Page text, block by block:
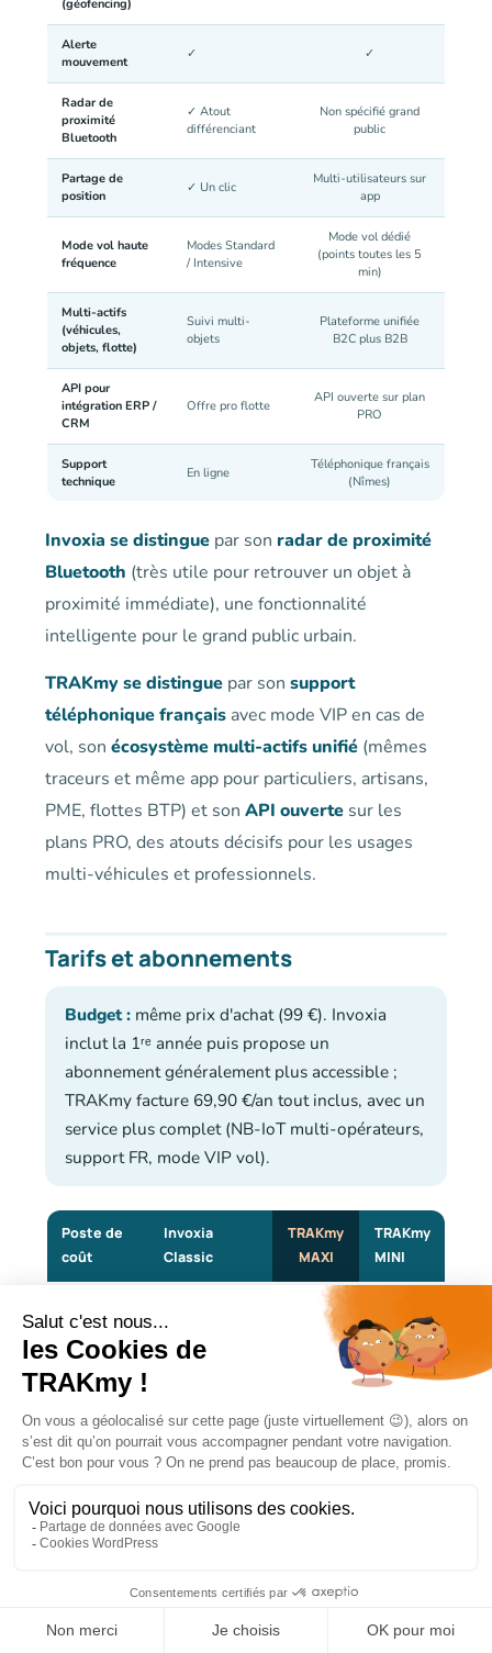
(géofencing)
Alerte
mouvement
✓ ✓
Radar de
proximité
Bluetooth
✓ Atout
différenciant
Non spécifié grand
public
Partage de
position
✓ Un clic
Multi-utilisateurs sur
app
Mode vol haute
fréquence
Modes Standard
/ Intensive
Mode vol dédié
(points toutes les 5
min)
Multi-actifs
(véhicules,
objets, flotte)
Suivi multi-
objets
Plateforme unifiée
B2C plus B2B
API pour
intégration ERP /
CRM
Offre pro flotte
API ouverte sur plan
PRO
Support
technique
En ligne
Téléphonique français
(Nîmes)
Invoxia se distingue par son radar de proximité
Bluetooth (très utile pour retrouver un objet à
proximité immédiate), une fonctionnalité
intelligente pour le grand public urbain.
TRAKmy se distingue par son support
téléphonique français avec mode VIP en cas de
vol, son écosystème multi-actifs unifié (mêmes
traceurs et même app pour particuliers, artisans,
PME, flottes BTP) et son API ouverte sur les
plans PRO, des atouts décisifs pour les usages
multi-véhicules et professionnels.
Tarifs et abonnements
Budget : même prix d'achat (99 €). Invoxia
inclut la 1ʳᵉ année puis propose un
abonnement généralement plus accessible ;
TRAKmy facture 69,90 €/an tout inclus, avec un
service plus complet (NB-IoT multi-opérateurs,
support FR, mode VIP vol).
Poste de
coût
Invoxia
Classic
TRAKmy
MAXI
TRAKmy
MINI
unitaire
99 € TTC
Abonnement
1ʳᵉ année
69,90
€/an
Abonnement
reconduction
Selon formule en
vigueur
(annuelle ou
mensuelle), voir
69,90
€/an
69,90
€/an
Coût total 3
ans (achat
Variable selon la